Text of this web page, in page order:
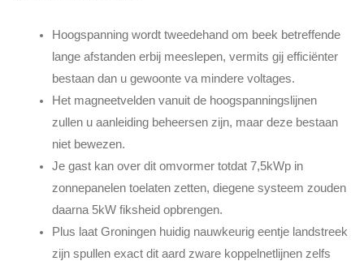
Hoogspanning wordt tweedehand om beek betreffende
lange afstanden erbij meeslepen, vermits gij efficiënter
bestaan dan u gewoonte va mindere voltages.
Het magneetvelden vanuit de hoogspanningslijnen
zullen u aanleiding beheersen zijn, maar deze bestaan
niet bewezen.
Je gast kan over dit omvormer totdat 7,5kWp in
zonnepanelen toelaten zetten, diegene systeem zouden
daarna 5kW fiksheid opbrengen.
Plus laat Groningen huidig nauwkeurig eentje landstreek
zijn spullen exact dit aard zware koppelnetlijnen zelfs